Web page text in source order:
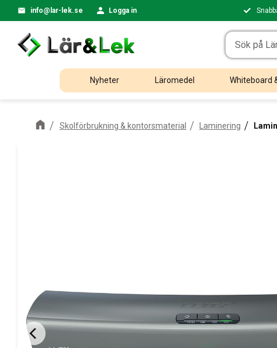
info@lar-lek.se Logga in
Nyheter Läromedel Whiteboard
Skolförbrukning & kontorsmaterial Laminering